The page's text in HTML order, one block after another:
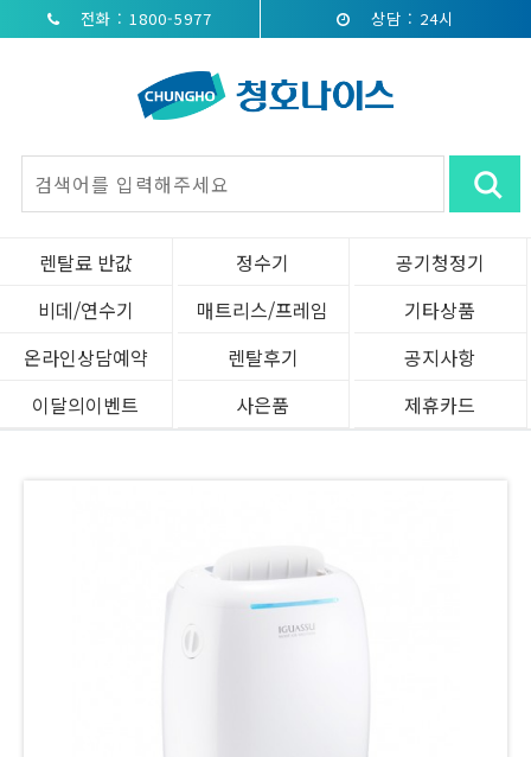
전화 : 1800-5977 상담 : 24시
렌탈료 반값 정수기
공기청정기
비데/연수기
매트리스/프레임
기타상품
온라인상담예약
렌탈후기
공지사항
이달의이벤트
사은품 제휴카드